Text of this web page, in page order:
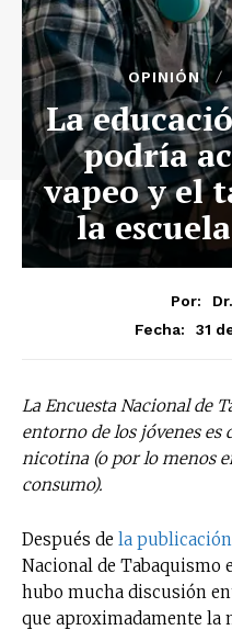
OPINIÓN
La
podría
vapeo y el
la
Por:
Fecha:
31
La Encuesta Nacional de
entorno de los jóvenes es
nicotina (o por lo menos
consumo).
Después de la
Nacional de Tabaquismo
hubo mucha discusión
que aproximadamente la